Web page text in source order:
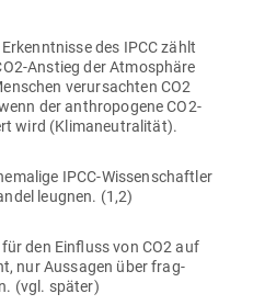
des IPCC zählt
Anstieg der Atmo­sphäre
ver­ur­sachten CO2
der anthro­pogene CO2-
wird (Kli­ma­neu­tra­lität).
IPCC-Wis­sen­schaftler
leugnen. (1,2)
den Ein­fluss von CO2 auf
nur Aus­sagen über frag­
(vgl. später)